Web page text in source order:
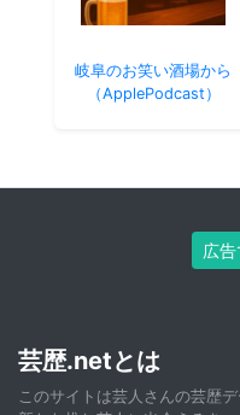
岐阜のお笑い酒場から
（ApplePodcast）
広
芸歴.netとは
このサイトは芸人さんの芸歴デ